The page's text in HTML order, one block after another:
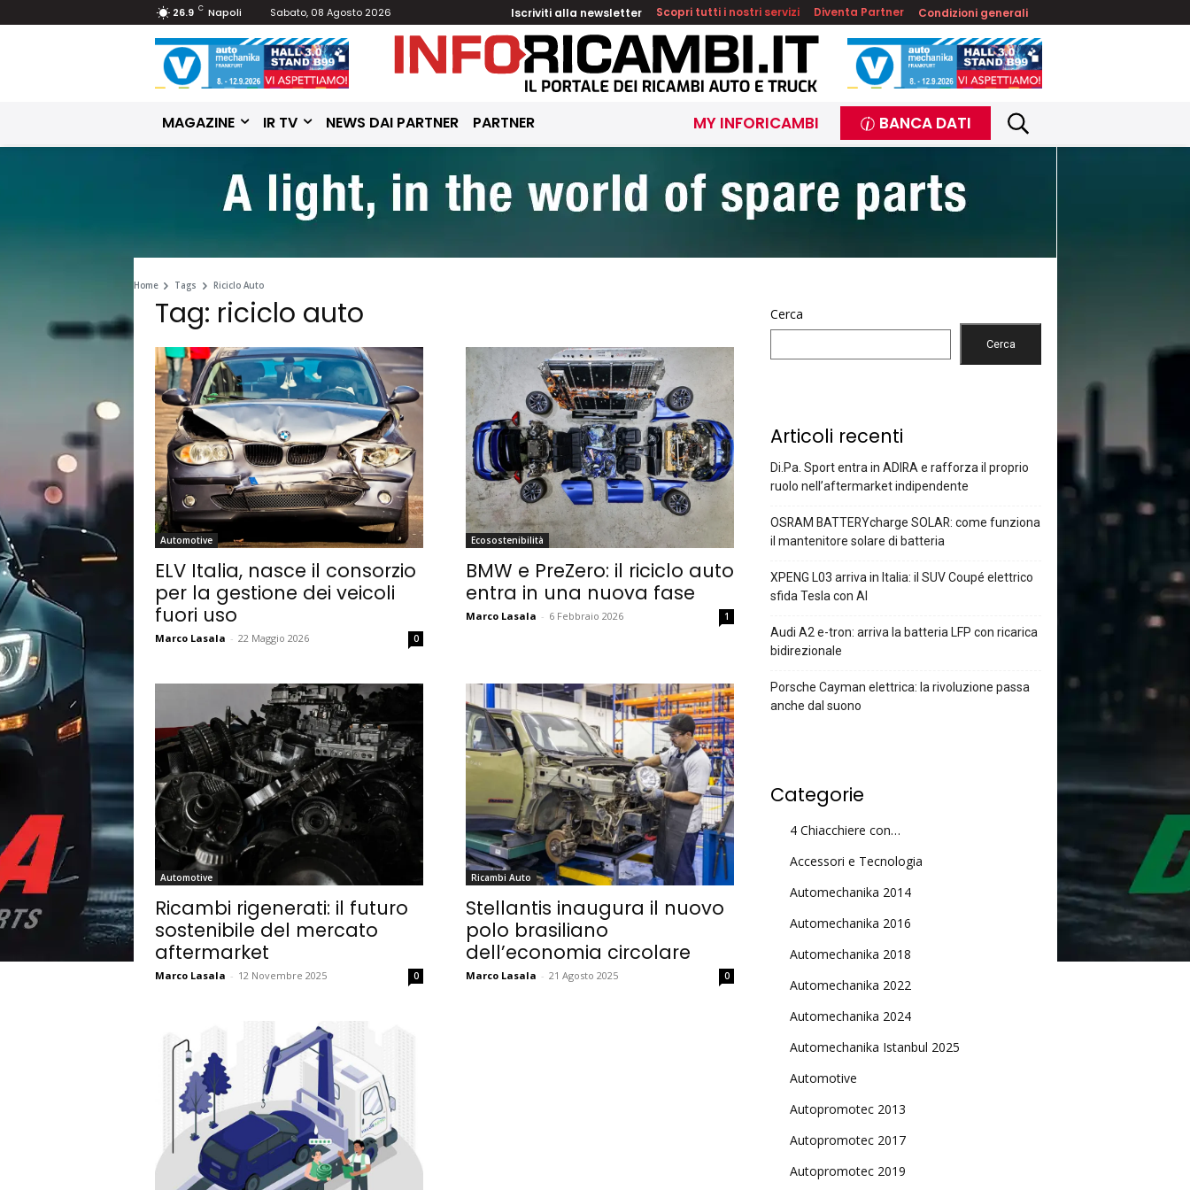
26.9 C Napoli Sabato, 08 Agosto 2026 Iscriviti alla newsletter Scopri tutti i nostri servizi Diventa Partner Condizioni generali
MAGAZINE IR TV NEWS DAI PARTNER PARTNER MY INFORICAMBI BANCA DATI
Home Tags Riciclo Auto
Tag: riciclo auto
Automotive
ELV Italia, nasce il consorzio
per la gestione dei veicoli
fuori uso
Marco Lasala - 22 Maggio 2026 0
Ecosostenibilità
BMW e PreZero: il riciclo auto
entra in una nuova fase
Marco Lasala - 6 Febbraio 2026 1
Automotive
Ricambi rigenerati: il futuro
sostenibile del mercato
aftermarket
Marco Lasala - 12 Novembre 2025 0
Ricambi Auto
Stellantis inaugura il nuovo
polo brasiliano
dell’economia circolare
Marco Lasala - 21 Agosto 2025 0
Cerca
Cerca
Articoli recenti
Di.Pa. Sport entra in ADIRA e rafforza il proprio
ruolo nell’aftermarket indipendente
OSRAM BATTERYcharge SOLAR: come funziona
il mantenitore solare di batteria
XPENG L03 arriva in Italia: il SUV Coupé elettrico
sfida Tesla con AI
Audi A2 e-tron: arriva la batteria LFP con ricarica
bidirezionale
Porsche Cayman elettrica: la rivoluzione passa
anche dal suono
Categorie
4 Chiacchiere con…
Accessori e Tecnologia
Automechanika 2014
Automechanika 2016
Automechanika 2018
Automechanika 2022
Automechanika 2024
Automechanika Istanbul 2025
Automotive
Autopromotec 2013
Autopromotec 2017
Autopromotec 2019